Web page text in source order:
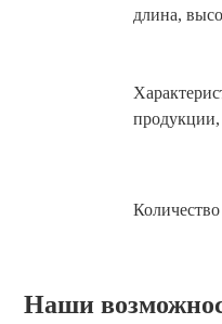
длина,
продукции,
Наши